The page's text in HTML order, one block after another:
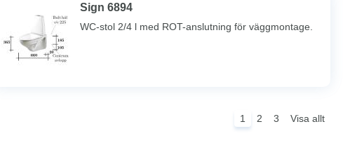
Sign 6894
WC-stol 2/4 l med ROT-anslutning för väggmontage.
1 2 3 Visa allt